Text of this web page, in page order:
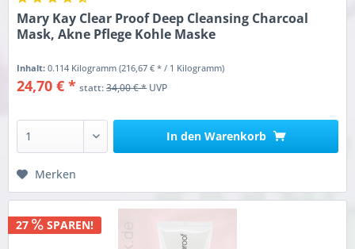
Mary Kay Clear Proof Deep Cleansing Charcoal
Mask, Akne Pflege Kohle Maske
Inhalt:0.114 Kilogramm(216,67 € * / 1 Kilogramm)
24,70 € * statt:34,00 € *UVP
In den Warenkorb
Merken
27 SPAREN!